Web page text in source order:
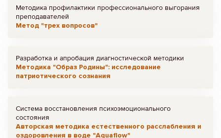
Методика профилактики профессионального выгорания
преподавателей
Метод "трех вопросов"
Разработка и апробация диагностической методики
Методика "Образ Родины": исследование
патриотического сознания
Система восстановления психоэмоционального
состояния
Авторская методика естественного расслабления и
оздоровления в воде "Aquaflow"